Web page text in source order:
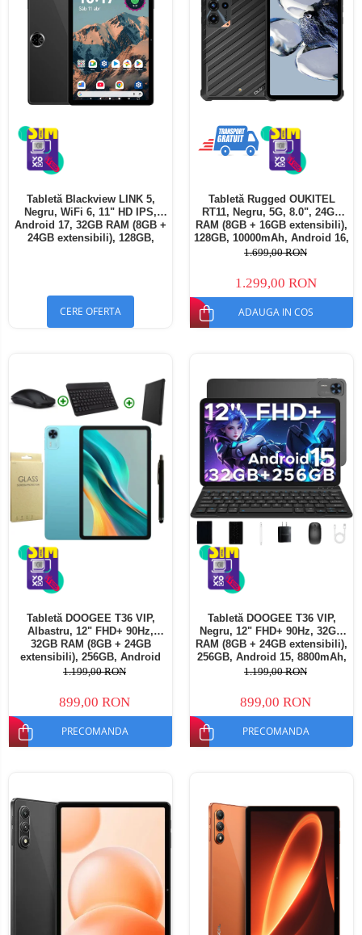
Tabletă Blackview LINK 5,
Negru, WiFi 6, 11" HD IPS,
Android 17, 32GB RAM (8GB +
24GB extensibili), 128GB,
CERE OFERTA
Tabletă Rugged OUKITEL
RT11, Negru, 5G, 8.0", 24GB
RAM (8GB + 16GB extensibili),
128GB, 10000mAh, Android 16,
Cameră 16MP AI, Dock
1.699,00 RON
1.299,00 RON
ADAUGA IN COS
Tabletă DOOGEE T36 VIP,
Albastru, 12" FHD+ 90Hz,
32GB RAM (8GB + 24GB
extensibili), 256GB, Android
15, 8800mAh, Dual SIM
1.199,00 RON
899,00 RON
PRECOMANDA
Tabletă DOOGEE T36 VIP,
Negru, 12" FHD+ 90Hz, 32GB
RAM (8GB + 24GB extensibili),
256GB, Android 15, 8800mAh,
Dual SIM
1.199,00 RON
899,00 RON
PRECOMANDA